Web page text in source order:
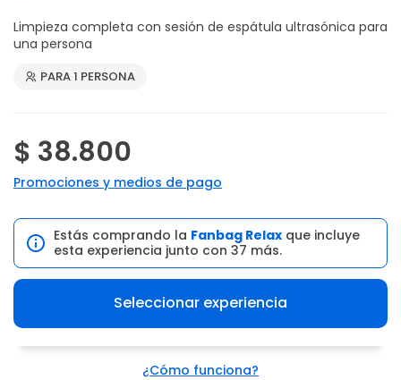
Limpieza completa con sesión de espátula ultrasónica para
una persona
PARA 1 PERSONA
$ 38.800
Promociones y medios de pago
Estás comprando la Fanbag Relax que incluye
esta experiencia junto con 37 más.
Seleccionar experiencia
¿Cómo funciona?